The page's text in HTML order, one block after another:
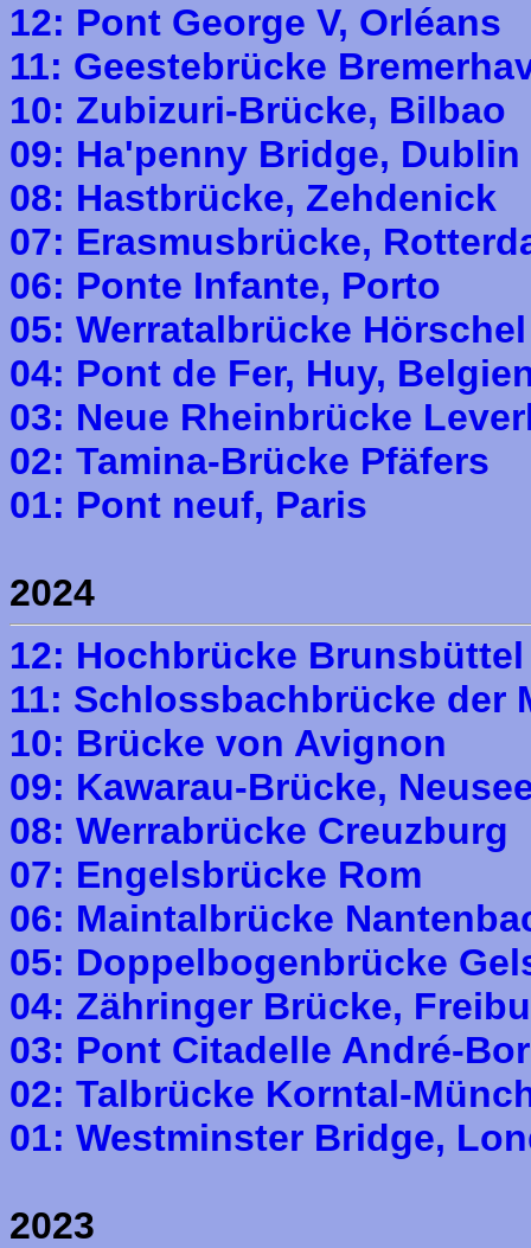
12: Pont George V, Orléans
11: Geestebrücke
10: Zubizuri-Brücke, Bilbao
09: Ha'penny Bridge, Dublin
08: Hastbrücke, Zehdenick
07: Erasmusbrücke,
06: Ponte Infante, Porto
05: Werratalbrücke Hörschel
04: Pont de Fer, Huy,
03: Neue Rheinbrücke
02: Tamina-Brücke Pfäfers
01: Pont neuf, Paris
2024
12: Hochbrücke Brunsbüttel
11: Schlossbachbrücke der
10: Brücke von Avignon
09: Kawarau-Brücke,
08: Werrabrücke Creuzburg
07: Engelsbrücke Rom
06: Maintalbrücke
05: Doppelbogenbrücke
04: Zähringer Brücke,
03: Pont Citadelle André-
02: Talbrücke Korntal-
01: Westminster Bridge,
2023